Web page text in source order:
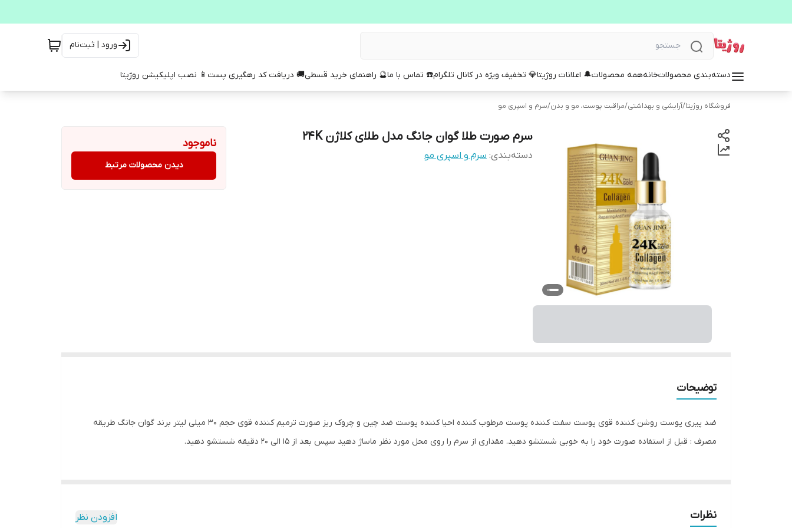
ورود | ثبت‌نام
دسته‌بندی محصولاتخانههمه محصولات🔔 اعلانات روژیتا💎 تخفیف ویژه در کانال تلگرام☎️ تماس با ما🔮 راهنمای خرید قسطی🚚 دریافت کد رهگیری پست 📱 نصب اپلیکیشن روژیتا
فروشگاه روژیتا/آرایشی و بهداشتی/مراقبت پوست، مو و بدن/سرم و اسپری مو
سرم صورت طلا گوان جانگ مدل طلای کلاژن 24K
دسته‌بندی: سرم و اسپری مو
ناموجود
دیدن محصولات مرتبط
توضیحات
ضد پیری پوست روشن کننده قوی پوست سفت کننده پوست مرطوب کننده احیا کننده پوست ضد چین و چروک ریز صورت ترمیم کننده قوی حجم 30 میلی لیتر برند گوان جانگ طریقه
مصرف : قبل از استفاده صورت خود را به خوبی شستشو دهید. مقداری از سرم را روی محل مورد نظر ماساژ دهید سپس بعد از 15 الی 20 دقیقه شستشو دهید.
نظرات افزودن نظر